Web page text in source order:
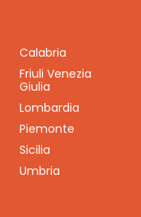
Calabria
Friuli Venezia
Giulia
Lombardia
Piemonte
Sicilia
Umbria